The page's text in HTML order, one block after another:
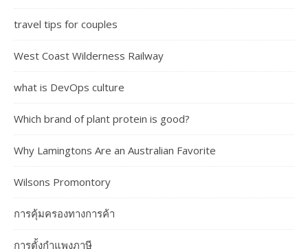
travel tips for couples
West Coast Wilderness Railway
what is DevOps culture
Which brand of plant protein is good?
Why Lamingtons Are an Australian Favorite
Wilsons Promontory
การคุ้มครองทางการค้า
การตั้งกำแพงภาษี